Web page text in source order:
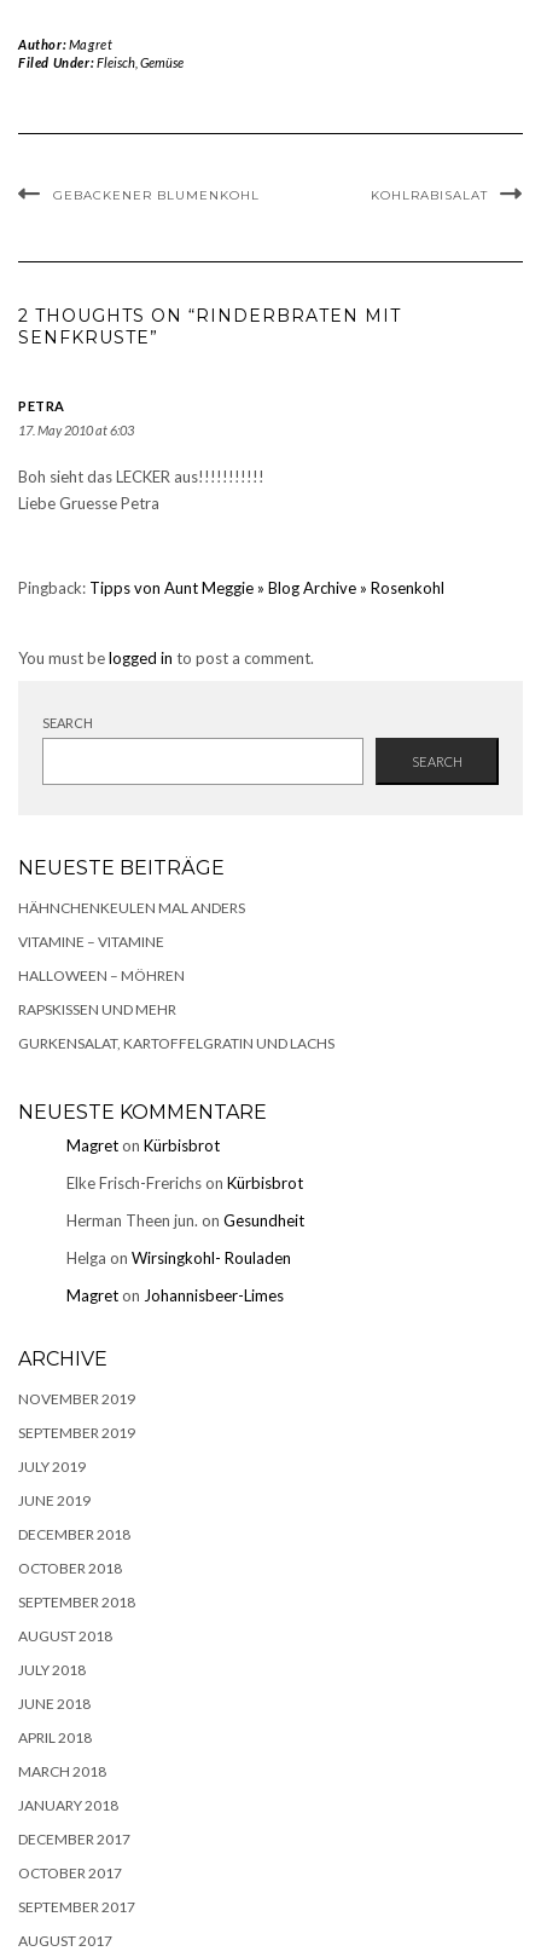
Author:Magret
Filed Under:Fleisch, Gemüse
GEBACKENER BLUMENKOHL KOHLRABISALAT
2 THOUGHTS ON “RINDERBRATEN MIT
SENFKRUSTE”
PETRA
17. May 2010 at 6:03
Boh sieht das LECKER aus!!!!!!!!!!!
Liebe Gruesse Petra
Pingback: Tipps von Aunt Meggie » Blog Archive » Rosenkohl
You must belogged in to post a comment.
SEARCH
SEARCH
NEUESTE BEITRÄGE
HÄHNCHENKEULEN MAL ANDERS
VITAMINE – VITAMINE
HALLOWEEN – MÖHREN
RAPSKISSEN UND MEHR
GURKENSALAT, KARTOFFELGRATIN UND LACHS
NEUESTE KOMMENTARE
Magreton Kürbisbrot
Elke Frisch-Frerichson Kürbisbrot
Herman Theen jun. on Gesundheit
Helga on Wirsingkohl- Rouladen
Magreton Johannisbeer-Limes
ARCHIVE
NOVEMBER 2019
SEPTEMBER 2019
JULY 2019
JUNE 2019
DECEMBER 2018
OCTOBER 2018
SEPTEMBER 2018
AUGUST 2018
JULY 2018
JUNE 2018
APRIL 2018
MARCH 2018
JANUARY 2018
DECEMBER 2017
OCTOBER 2017
SEPTEMBER 2017
AUGUST 2017